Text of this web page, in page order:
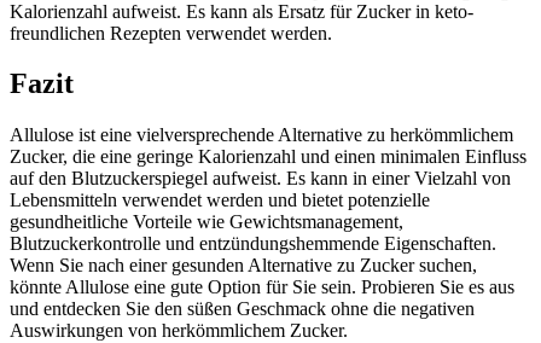
Kalorienzahl aufweist. Es kann als Ersatz für Zucker in keto-
freundlichen Rezepten verwendet werden.
Fazit
Allulose ist eine vielversprechende Alternative zu herkömmlichem
Zucker, die eine geringe Kalorienzahl und einen minimalen Einfluss
auf den Blutzuckerspiegel aufweist. Es kann in einer Vielzahl von
Lebensmitteln verwendet werden und bietet potenzielle
gesundheitliche Vorteile wie Gewichtsmanagement,
Blutzuckerkontrolle und entzündungshemmende Eigenschaften.
Wenn Sie nach einer gesunden Alternative zu Zucker suchen,
könnte Allulose eine gute Option für Sie sein. Probieren Sie es aus
und entdecken Sie den süßen Geschmack ohne die negativen
Auswirkungen von herkömmlichem Zucker.